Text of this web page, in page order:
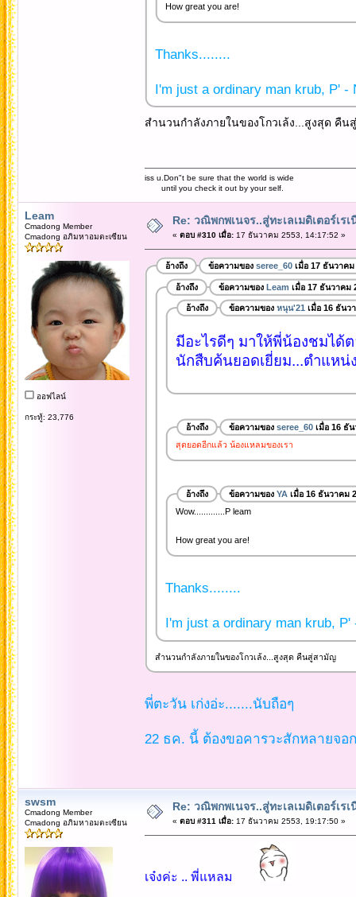
How great you are!
Thanks........
I'm just a ordinary man krub, P' -
สำนวนกำลังภายในของโกวเล้ง...สูงสุด คืน
iss u.Don"t be sure that the world is wide
until you check it out by your self.
Leam
Cmadong Member
Cmadong อภิมหาอมตะเซียน
ออฟไลน์
กระทู้: 23,776
Re: วณิพกพเนจร..สู่ทะเลเมดิเตอร์เร
« ตอบ #310 เมื่อ:17 ธันวาคม 2553, 14:17:52 »
อ้างถึง ข้อความของ seree_60เมื่อ 17 ธันวาคม
อ้างถึง ข้อความของ Leam เมื่อ 17 ธันวาคม
อ้างถึง ข้อความของ หนุน'21 เมื่อ 16 ธันว
มีอะไรดีๆ มาให้พี่น้องชมได้
นักสืบค้นยอดเยี่ยม...ตำแหน่
อ้างถึง ข้อความของ seree_60เมื่อ 16 ธัน
สุดยอดอีกแล้ว น้องแหลมของเรา
อ้างถึง ข้อความของ YAเมื่อ 16 ธันวาคม
Wow.............P leam
How great you are!
Thanks........
I'm just a ordinary man krub, P'
สำนวนกำลังภายในของโกวเล้ง...สูงสุด คืนสู่สามัญ
พี่ตะวัน เก่งอ่ะ.......นับถือๆ
22 ธค. นี้ ต้องขอคารวะสักหลายจอ
swsm
Cmadong Member
Cmadong อภิมหาอมตะเซียน
Re: วณิพกพเนจร..สู่ทะเลเมดิเตอร์เร
« ตอบ #311 เมื่อ:17 ธันวาคม 2553, 19:17:50 »
เจ๋งค่ะ .. พี่แหลม